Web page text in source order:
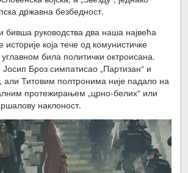
државна безбедност.
бивша руководства два наша највећа
историје која тече од комунистичке
била политички октроисана.
Броз симпатисао „Партизан“ и
али Титовим полтронима није падало на
протежирањем „црно-белих“ или
наклоност.